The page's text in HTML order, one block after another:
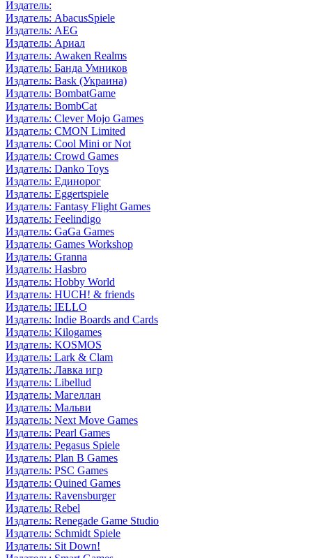
Издатель:
Издатель: AbacusSpiele
Издатель: AEG
Издатель: Ариал
Издатель: Awaken Realms
Издатель: Банда Умников
Издатель: Bask (Украина)
Издатель: BombatGame
Издатель: BombCat
Издатель: Clever Mojo Games
Издатель: CMON Limited
Издатель: Cool Mini or Not
Издатель: Crowd Games
Издатель: Danko Toys
Издатель: Единорог
Издатель: Eggertspiele
Издатель: Fantasy Flight Games
Издатель: Feelindigo
Издатель: GaGa Games
Издатель: Games Workshop
Издатель: Granna
Издатель: Hasbro
Издатель: Hobby World
Издатель: HUCH! & friends
Издатель: IELLO
Издатель: Indie Boards and Cards
Издатель: Kilogames
Издатель: KOSMOS
Издатель: Lark & Clam
Издатель: Лавка игр
Издатель: Libellud
Издатель: Магеллан
Издатель: Мальви
Издатель: Next Move Games
Издатель: Pearl Games
Издатель: Pegasus Spiele
Издатель: Plan B Games
Издатель: PSC Games
Издатель: Quined Games
Издатель: Ravensburger
Издатель: Rebel
Издатель: Renegade Game Studio
Издатель: Schmidt Spiele
Издатель: Sit Down!